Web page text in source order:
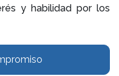
y habilidad por los